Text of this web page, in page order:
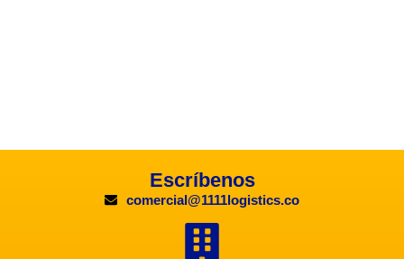
Escríbenos
comercial@1111logistics.co